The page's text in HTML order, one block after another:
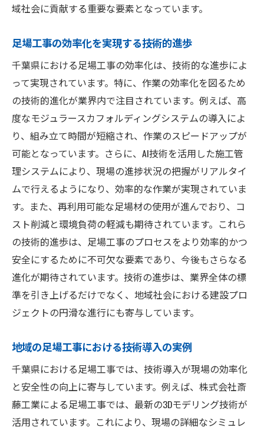
域社会に貢献する重要な要素となっています。
足場工事の効率化を実現する技術的進歩
千葉県における足場工事の効率化は、技術的な進歩によ
って実現されています。特に、作業の効率化を図るため
の技術的進化が業界内で注目されています。例えば、高
度なモジュラースカフォルディングシステムの導入によ
り、組み立て時間が短縮され、作業のスピードアップが
可能となっています。さらに、AI技術を活用した施工管
理システムにより、現場の進捗状況の把握がリアルタイ
ムで行えるようになり、効率的な作業が実現されていま
す。また、再利用可能な足場材の使用が進んでおり、コ
スト削減と環境負荷の軽減も期待されています。これら
の技術的進歩は、足場工事のプロセスをより効率的かつ
安全にするために不可欠な要素であり、今後もさらなる
進化が期待されています。技術の進歩は、業界全体の標
準を引き上げるだけでなく、地域社会における建設プロ
ジェクトの円滑な進行にも寄与しています。
地域の足場工事における技術導入の実例
千葉県における足場工事では、技術導入が現場の効率化
と安全性の向上に寄与しています。例えば、株式会社斎
藤工業による足場工事では、最新の3Dモデリング技術が
活用されています。これにより、現場の詳細なシミュレ